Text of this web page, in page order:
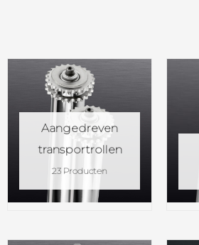
Aangedreven
transportrollen
23 Producten